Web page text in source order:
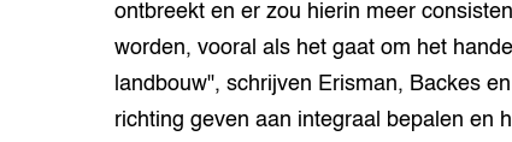
ontbreekt en er zou hierin meer
worden, vooral als het gaat om het
landbouw", schrijven Erisman, Backes
richting geven aan integraal bepalen en